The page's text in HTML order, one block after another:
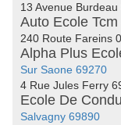
13 Avenue
Auto Ecole Tcm
240 Route Fareins
Alpha Plus
Sur Saone 69270
4 Rue Jules Ferry
Ecole De
Salvagny 69890